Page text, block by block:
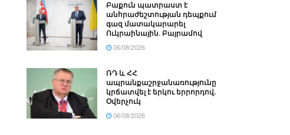
Բաքուն պատրաստ է
անհրաժեշտության դեպքում
գազ մատակարարել
Ուկրաինային․ Բայրամով
06/08/2026
ՌԴ և ՀՀ
ապրանքաշրջանառությունը
կրճատվել է երկու երրորդով.
Օվերչուկ
06/08/2026